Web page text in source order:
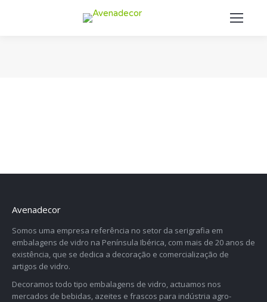
Avenadecor
Somos uma empresa referência no setor da serigrafia em
embalagens de vidro na Península Ibérica, com mais de 20 anos de
existência, que se dedica a decoração e comercialização de
artigos de vidro.
Decoramos todo tipo embalagens de vidro, actuamos nos
mercados de bebidas, azeites e frascos para indústria agro-